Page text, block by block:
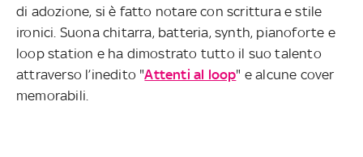
di adozione, si è fatto notare con scrittura e stile
ironici. Suona chitarra, batteria, synth, pianoforte e
loop station e ha dimostrato tutto il suo talento
attraverso l’inedito "Attenti al loop" e alcune cover
memorabili.